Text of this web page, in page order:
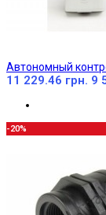
Автономный
11 229.46 грн. 9
-20%